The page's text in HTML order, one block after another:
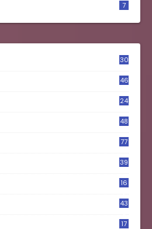
7
30
46
24
48
77
39
16
43
17